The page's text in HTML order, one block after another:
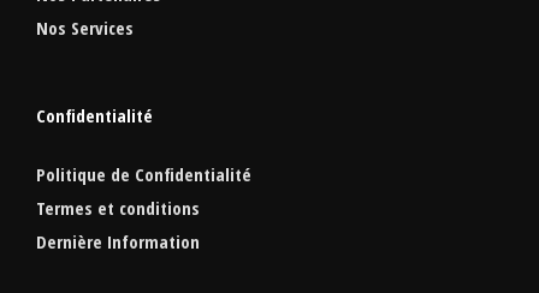
Nos Services
Confidentialité
Politique de Confidentialité
Termes et conditions
Dernière Information